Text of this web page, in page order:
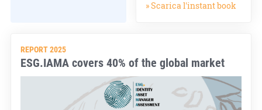
» Scarica l'instant book
REPORT 2025
ESG.IAMA covers 40% of the global market